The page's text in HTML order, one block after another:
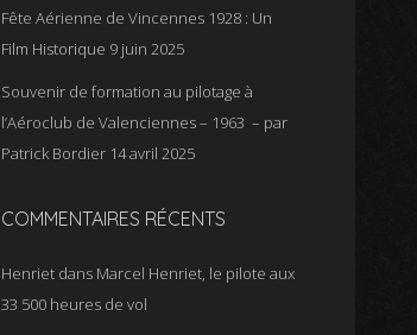
Fête Aérienne de Vincennes 1928 : Un
Film Historique 9 juin 2025
Souvenir de formation au pilotage à
l’Aéroclub de Valenciennes – 1963 – par
Patrick Bordier 14 avril 2025
COMMENTAIRES RÉCENTS
Henriet dans Marcel Henriet, le pilote aux
33 500 heures de vol